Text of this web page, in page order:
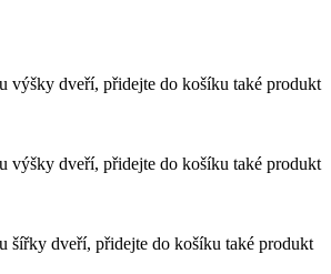
výšky dveří, přidejte do košíku také produkt
výšky dveří, přidejte do košíku také produkt
šířky dveří, přidejte do košíku také produkt